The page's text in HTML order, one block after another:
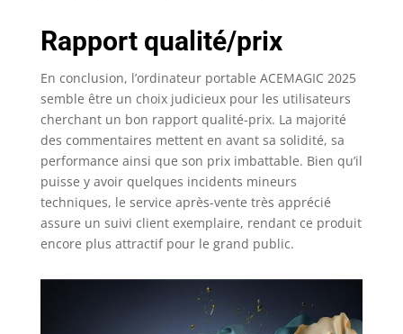
Rapport qualité/prix
En conclusion, l’ordinateur portable ACEMAGIC 2025
semble être un choix judicieux pour les utilisateurs
cherchant un bon rapport qualité-prix. La majorité
des commentaires mettent en avant sa solidité, sa
performance ainsi que son prix imbattable. Bien qu’il
puisse y avoir quelques incidents mineurs
techniques, le service après-vente très apprécié
assure un suivi client exemplaire, rendant ce produit
encore plus attractif pour le grand public.